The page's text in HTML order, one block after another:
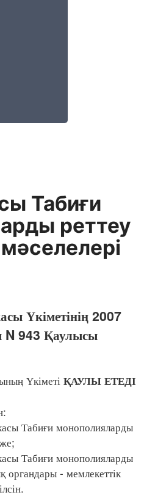
Табиғи
реттеу
мәселелері
Үкіметінің 2007
N 943 Қаулысы
Үкіметі ҚАУЛЫ ЕТЕДІ
Табиғи монополияларды
Табиғи монополияларды
органдары - мемлекеттік